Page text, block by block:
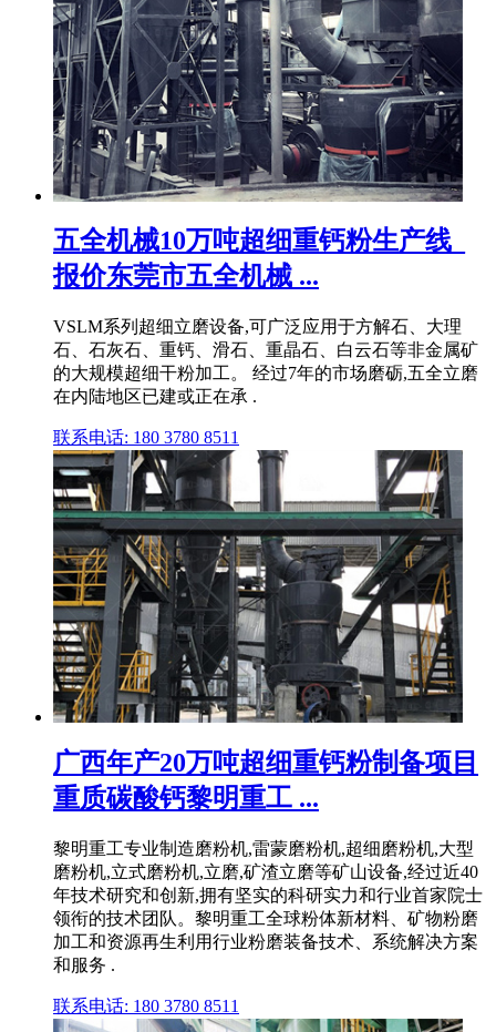
五全机械10万吨超细重钙粉生产线_
报价东莞市五全机械 ...
VSLM系列超细立磨设备,可广泛应用于方解石、大理
石、石灰石、重钙、滑石、重晶石、白云石等非金属矿
的大规模超细干粉加工。 经过7年的市场磨砺,五全立磨
在内陆地区已建或正在承 .
联系电话: 180 3780 8511
广西年产20万吨超细重钙粉制备项目
重质碳酸钙黎明重工 ...
黎明重工专业制造磨粉机,雷蒙磨粉机,超细磨粉机,大型
磨粉机,立式磨粉机,立磨,矿渣立磨等矿山设备,经过近40
年技术研究和创新,拥有坚实的科研实力和行业首家院士
领衔的技术团队。黎明重工全球粉体新材料、矿物粉磨
加工和资源再生利用行业粉磨装备技术、系统解决方案
和服务 .
联系电话: 180 3780 8511